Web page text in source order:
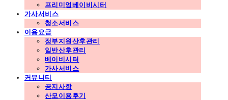
프리미엄베이비시터
가사서비스
청소서비스
이용요금
정부지원산후관리
일반산후관리
베이비시터
가사서비스
커뮤니티
공지사항
산모이용후기